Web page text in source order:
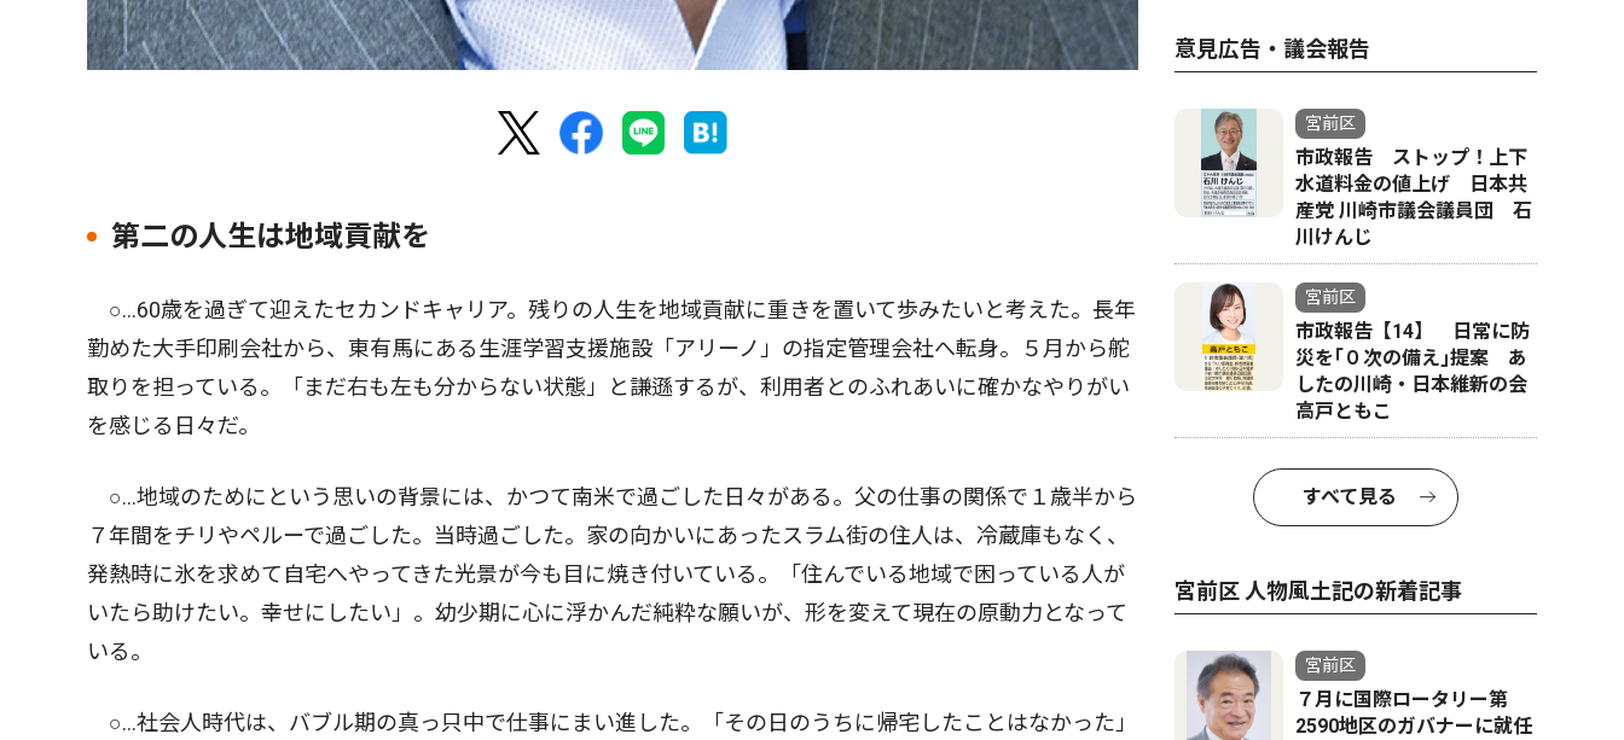
第二の人生は地域貢献を
○…60歳を過ぎて迎えたセカンドキャリア。残りの人生を地域貢献に重きを置いて歩みたいと考えた。長年
勤めた大手印刷会社から、東有馬にある生涯学習支援施設「アリーノ」の指定管理会社へ転身。５月から舵
取りを担っている。「まだ右も左も分からない状態」と謙遜するが、利用者とのふれあいに確かなやりがい
を感じる日々だ。
○…地域のためにという思いの背景には、かつて南米で過ごした日々がある。父の仕事の関係で１歳半から
７年間をチリやペルーで過ごした。当時過ごした。家の向かいにあったスラム街の住人は、冷蔵庫もなく、
発熱時に氷を求めて自宅へやってきた光景が今も目に焼き付いている。「住んでいる地域で困っている人が
いたら助けたい。幸せにしたい」。幼少期に心に浮かんだ純粋な願いが、形を変えて現在の原動力となって
いる。
○…社会人時代は、バブル期の真っ只中で仕事にまい進した。「その日のうちに帰宅したことはなかった」
意見広告・議会報告
宮前区
市政報告 ストップ！上下
水道料金の値上げ 日本共
産党 川崎市議会議員団 石
川けんじ
宮前区
市政報告【14】 日常に防
災を｢０次の備え｣提案 あ
したの川崎・日本維新の会
高戸ともこ
すべて見る
宮前区 人物風土記の新着記事
宮前区
７月に国際ロータリー第
2590地区のガバナーに就任